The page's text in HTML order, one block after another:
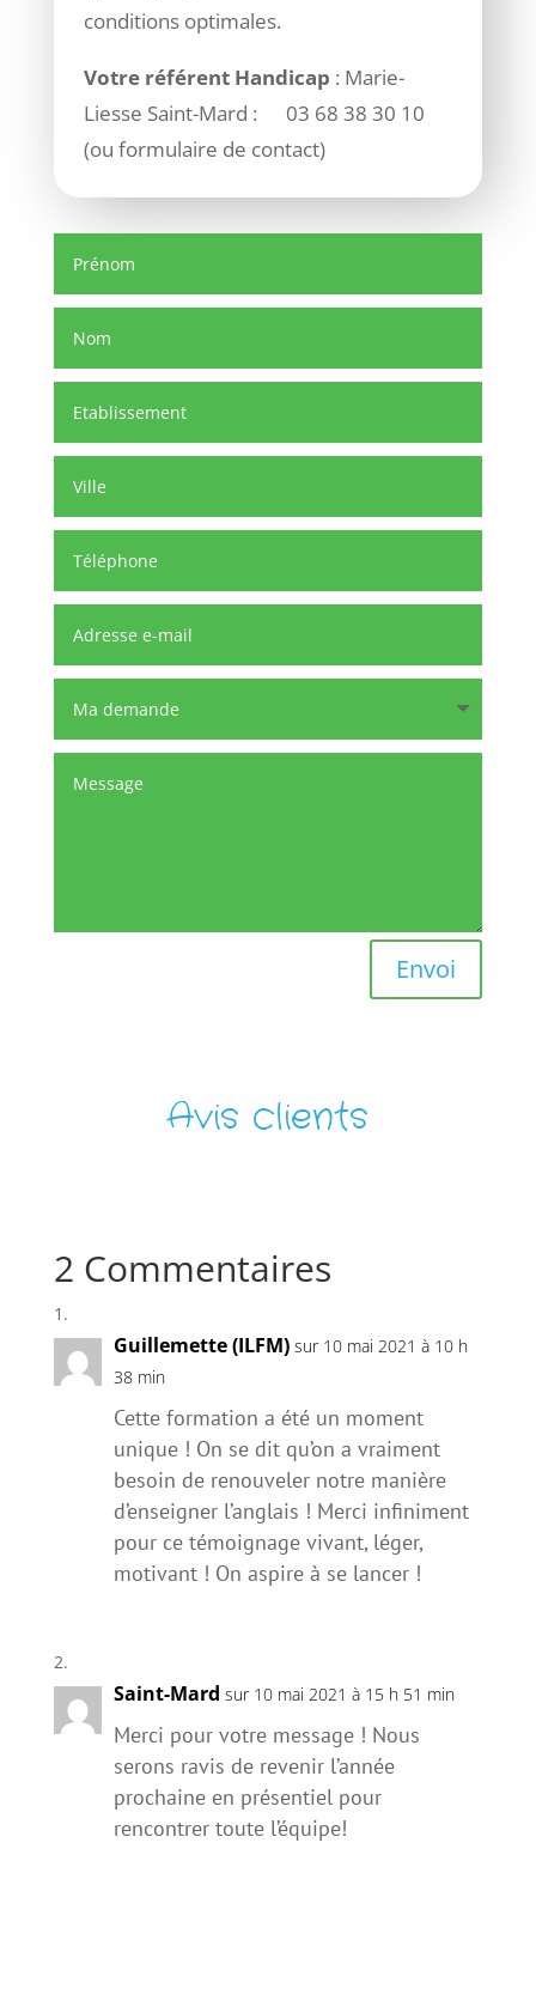
conditions optimales.
Votre référent Handicap : Marie-
Liesse Saint-Mard : 03 68 38 30 10
(ou formulaire de contact)
Envoi
Avis clients
2 Commentaires
Guillemette (ILFM) sur 10 mai 2021 à 10 h
38 min
Cette formation a été un moment
unique ! On se dit qu’on a vraiment
besoin de renouveler notre manière
d’enseigner l’anglais ! Merci infiniment
pour ce témoignage vivant, léger,
motivant ! On aspire à se lancer !
Saint-Mard sur 10 mai 2021 à 15 h 51 min
Merci pour votre message ! Nous
serons ravis de revenir l’année
prochaine en présentiel pour
rencontrer toute l’équipe!